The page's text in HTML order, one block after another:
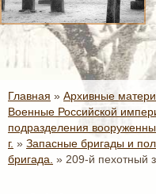
Главная » Архивные
Военные Российской
подразделения
г. » Запасные бригады и
бригада. » 209-й пехотный